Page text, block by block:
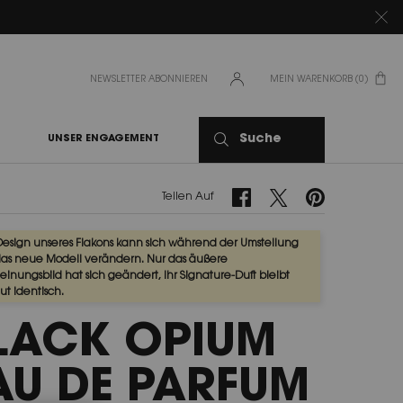
NEWSLETTER ABONNIEREN MEIN WARENKORB 0
UNSER ENGAGEMENT Suche
Teilen Auf Teilen Auf Facebook
Teilen Auf Twitter
Teilen Auf
unseres Flakons kann sich während der Umstellung
neue Modell verändern. Nur das äußere
hat sich geändert, Ihr Signature-Duft bleibt
identisch.
OPIUM
DE PARFUM